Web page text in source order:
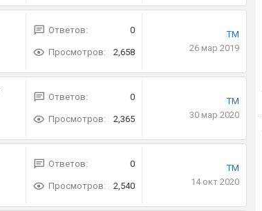
Ответов: 0
Просмотров: 2,658
TM
26 мар 2019
Ответов: 0
Просмотров: 2,365
TM
30 мар 2020
Ответов: 0
Просмотров: 2,540
TM
14 окт 2020